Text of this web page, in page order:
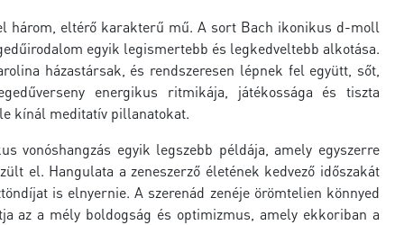
három, eltérő karakterű mű. A sort Bach ikonikus d-moll
egyik legismertebb és legkedveltebb alkotása.
házastársak, és rendszeresen lépnek fel együtt, sőt,
energikus ritmikája, játékossága és tiszta
kínál meditatív pillanatokat.
vonóshangzás egyik legszebb példája, amely egyszerre
el. Hangulata a zeneszerző életének kedvező időszakát
is elnyernie. A szerenád zenéje örömtelien könnyed
az a mély boldogság és optimizmus, amely ekkoriban a